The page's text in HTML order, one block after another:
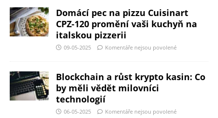
Domácí pec na pizzu Cuisinart
CPZ-120 promění vaši kuchyň na
italskou pizzerii
09-05-2025 Komentáře nejsou povolené
Blockchain a růst krypto kasin: Co
by měli vědět milovníci
technologií
06-05-2025 Komentáře nejsou povolené